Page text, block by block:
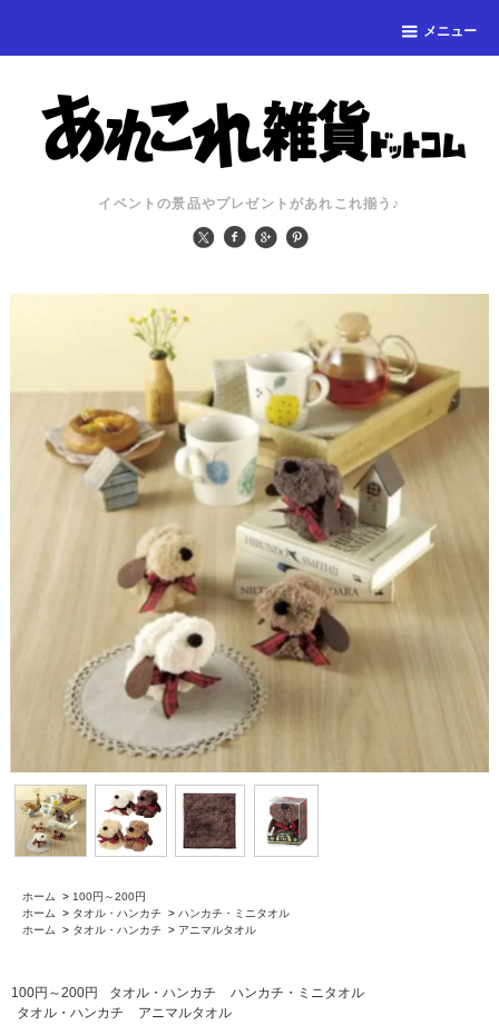
メニュー
イベントの景品やプレゼントがあれこれ揃う♪
ホーム > 100円～200円
ホーム
> タオル・ハンカチ > ハンカチ・ミニタオル
ホーム
> タオル・ハンカチ > アニマルタオル
100円～200円 タオル・ハンカチ
ハンカチ・ミニタオル
タオル・ハンカチ
アニマルタオル